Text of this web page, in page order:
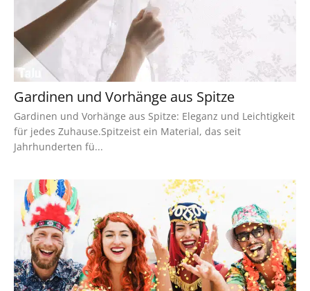
Gardinen und Vorhänge aus Spitze
Gardinen und Vorhänge aus Spitze: Eleganz und Leichtigkeit
für jedes Zuhause.Spitzeist ein Material, das seit
Jahrhunderten fü...